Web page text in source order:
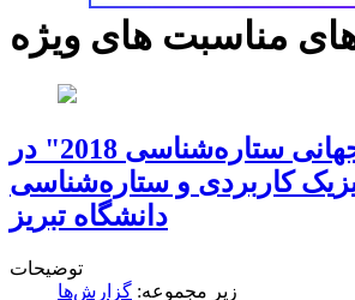
مناسبت های ویژه
مراسم "روز جهانی ستاره‌شناسی 2018" در
کاربردی و ستاره‌شناسی
دانشگاه تبریز
توضیحات
زیر مجموعه: گزارش‌ها